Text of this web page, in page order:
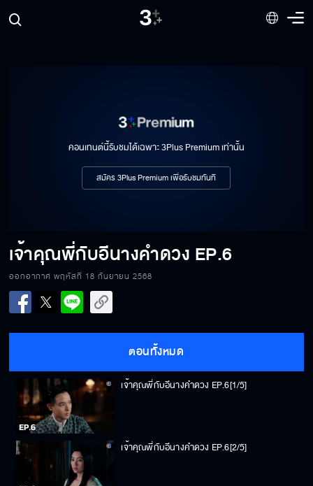
คอนเทนต์นี้รับชมได้เฉพาะ 3Plus Premium เท่านั้น
สมัคร 3Plus Premium เพื่อรับชมทันที
เจ้าคุณพี่กับอีนางคำดวง EP.6
ออกอากาศ พฤหัสที่ 18 กันยายน 2568
ตอนทั้งหมด
เจ้าคุณพี่กับอีนางคำดวง EP.6[1/5]
เจ้าคุณพี่กับอีนางคำดวง EP.6[2/5]